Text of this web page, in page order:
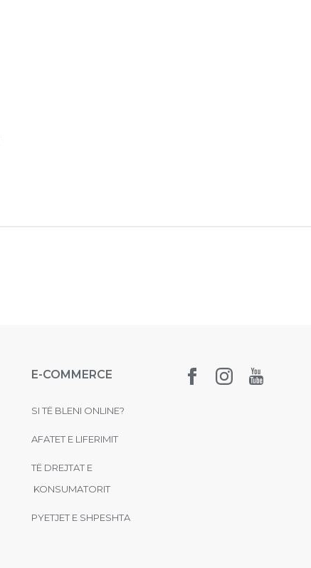
E-COMMERCE
SI TË BLENI ONLINE?
AFATET E LIFERIMIT
TË DREJTAT E
KONSUMATORIT
PYETJET E SHPESHTA